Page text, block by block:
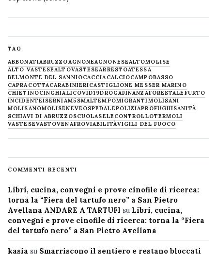
TAG
ABBONATIABRUZZOAGNONEAGNONESEALTOMOLISE
ALTO VASTESEALTOVASTESEARRESTOATESSA
BELMONTE DEL SANNIOCACCIACALCIOCAMPOBASSO
CAPRACOTTACARABINIERICASTIGLIONE MESSER MARINO
CHIETINOCINGHIALICOVID19DROGAFINANZAFORESTALE FURTO
INCIDENTEISERNIAM5SMALTEMPOMIGRANTIMOLISANI
MOLISANOMOLISENEVE OSPEDALEPOLIZIAPROFUGHISANITÀ
SCHIAVI DI ABRUZZOSCUOLASELECONTROLLOTERMOLI
VASTESEVASTOVENAFROVIABILITÀVIGILI DEL FUOCO
COMMENTI RECENTI
Libri, cucina, convegni e prove cinofile di ricerca:
torna la “Fiera del tartufo nero” a San Pietro
Avellana ANDARE A TARTUFI su Libri, cucina,
convegni e prove cinofile di ricerca: torna la “Fiera
del tartufo nero” a San Pietro Avellana
kasia su Smarriscono il sentiero e restano bloccati